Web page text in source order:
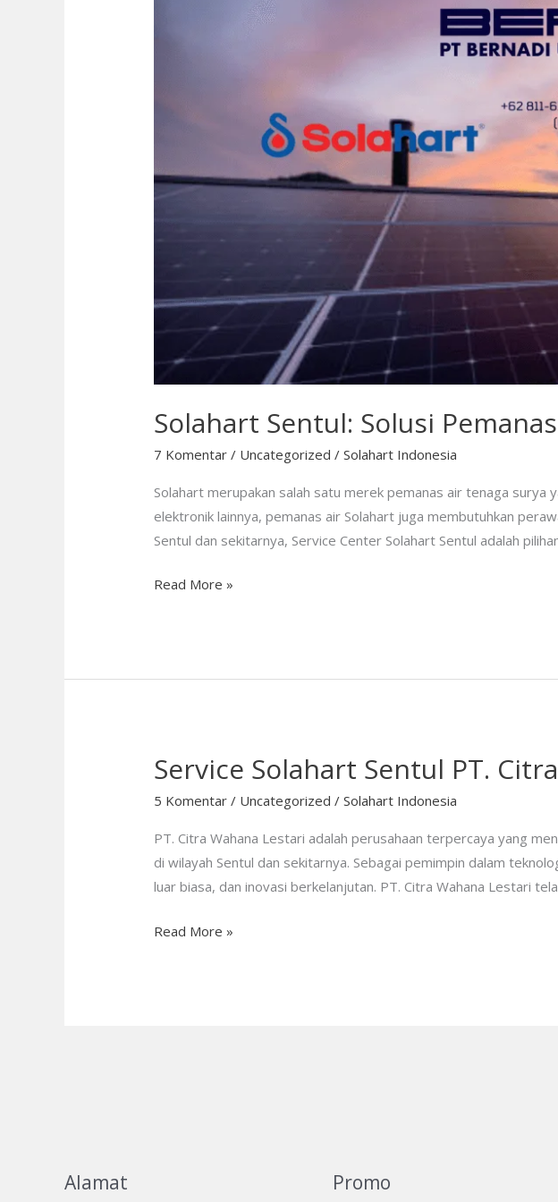
Solahart Sentul: Solusi
7 Komentar / Uncategorized /Solahart Indonesia
Solahart merupakan salah satu merek pemanas air tenaga
elektronik lainnya, pemanas air Solahart juga membutuhkan
Sentul dan sekitarnya, Service Center Solahart Sentul adalah
Read More »
Service Solahart Sentul PT.
5 Komentar / Uncategorized /Solahart Indonesia
PT. Citra Wahana Lestari adalah perusahaan terpercaya yang
di wilayah Sentul dan sekitarnya. Sebagai pemimpin dalam
luar biasa, dan inovasi berkelanjutan. PT. Citra Wahana Lestari
Service
Sentul
PT.
Citra
Wahana
CS
Read More »
Alamat Promo